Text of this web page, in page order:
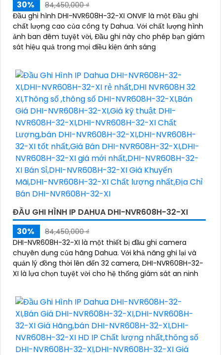
30%
84,450,000 ₫
Đầu ghi hình DHI-NVR608H-32-XI ONVIF là một Đầu ghi
chất lượng cao của công ty Dahua. Với chất lượng hình
ảnh ban đêm tuyệt vời, Đầu ghi này cho phép bạn giám
sát hiệu quả trong mọi điều kiện ánh sáng
ĐẦU GHI HÌNH IP DAHUA DHI-NVR608H-32-XI
30%
84,450,000 ₫
DHI-NVR608H-32-XI là một thiết bị đầu ghi camera
chuyên dụng của hãng Dahua. Với khả năng ghi lại và
quản lý đồng thời lên đến 32 camera, DHI-NVR608H-32-
XI là lựa chọn tuyệt vời cho hệ thống giám sát an ninh